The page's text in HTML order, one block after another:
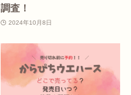
調査！
2024年10月8日